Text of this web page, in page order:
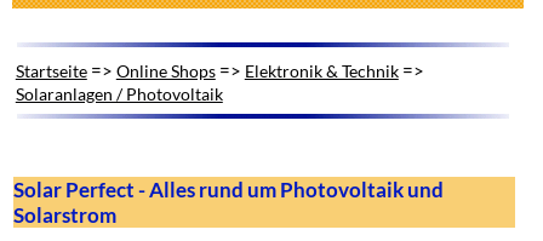
Startseite=> Online Shops=> Elektronik & Technik=>
Solaranlagen / Photovoltaik
Solar Perfect - Alles rund um Photovoltaik und
Solarstrom